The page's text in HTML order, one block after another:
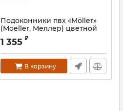
Подоконники пвх «Möller»
(Moeller, Меллер) цветной
матовый светлый мрамор
1 355 ₽
В корзину